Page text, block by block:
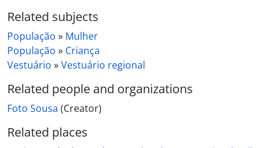
[Item] Retrato de mulher e criança
[Item] Retrato de homens
[Item] Resineiros
[Item] Grupo familiar
[Item] Retrato de crianças
[Item] Retrato de grupo
[Item] Retrato de grupo
[Item] Grupo familiar
[Item] Retrato de casal
Related subjects
População » Mulher
População » Criança
Vestuário »Vestuário regional
Related people and organizations
Foto Sousa (Creator)
Related places